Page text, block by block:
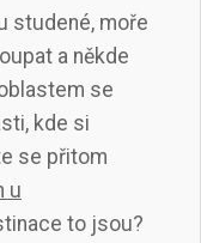
studené, moře
a někde
se
kde si
se přitom
u
to jsou?